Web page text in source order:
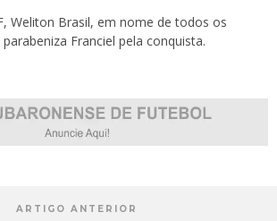
Weliton Brasil, em nome de todos os
Franciel pela conquista.
ARTIGO ANTERIOR